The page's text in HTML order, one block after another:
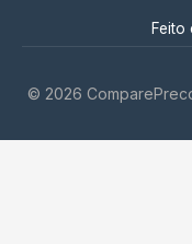
Feito
© 2026